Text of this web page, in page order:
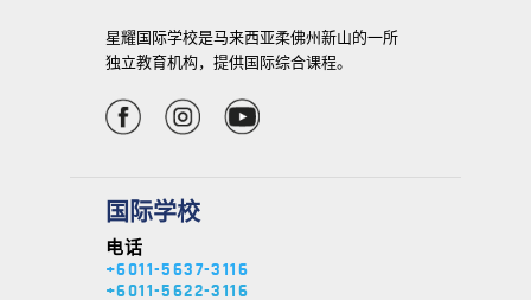
星耀国际学校是马来西亚柔佛州新山的一所
独立教育机构，提供国际综合课程。
国际学校
电话
+6011-5637-3116
+6011-5622-3116